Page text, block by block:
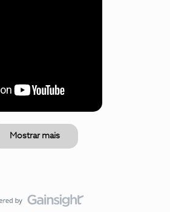
Mostrar mais